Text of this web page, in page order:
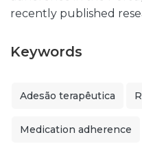
recently published
Keywords
Adesão terapêutica
Medication adherence